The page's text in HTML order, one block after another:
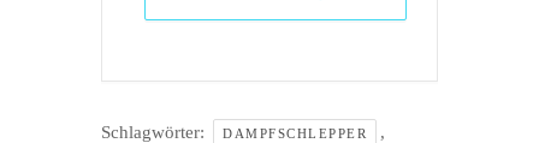
Schlagwörter: DAMPFSCHLEPPER ,